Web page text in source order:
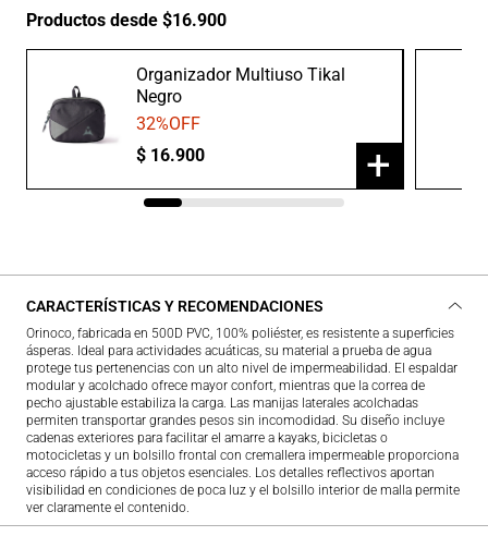
Productos desde $16.900
Organizador Multiuso Tikal
Negro
32%OFF
$ 16.900 +
CARACTERÍSTICAS Y RECOMENDACIONES
Orinoco, fabricada en 500D PVC, 100% poliéster, es resistente a superficies
ásperas. Ideal para actividades acuáticas, su material a prueba de agua
protege tus pertenencias con un alto nivel de impermeabilidad. El espaldar
modular y acolchado ofrece mayor confort, mientras que la correa de
pecho ajustable estabiliza la carga. Las manijas laterales acolchadas
permiten transportar grandes pesos sin incomodidad. Su diseño incluye
cadenas exteriores para facilitar el amarre a kayaks, bicicletas o
motocicletas y un bolsillo frontal con cremallera impermeable proporciona
acceso rápido a tus objetos esenciales. Los detalles reflectivos aportan
visibilidad en condiciones de poca luz y el bolsillo interior de malla permite
ver claramente el contenido.